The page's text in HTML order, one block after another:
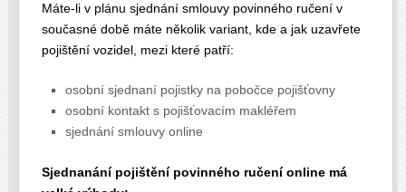
Máte-li v plánu sjednání smlouvy povinného ručení v
současné době máte několik variant, kde a jak uzavřete
pojištění vozidel, mezi které patří:
osobní sjednaní pojistky na pobočce pojišťovny
osobní kontakt s pojišťovacím makléřem
sjednání smlouvy online
Sjednanání pojištění povinného ručení online má